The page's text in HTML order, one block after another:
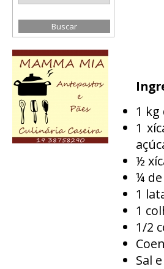
1 kg
1
½
¼
1
1
1/2
Sal